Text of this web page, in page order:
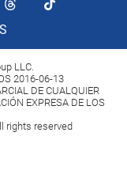
LLC.
2016-06-13
DE CUALQUIER
EXPRESA DE LOS
rights reserved